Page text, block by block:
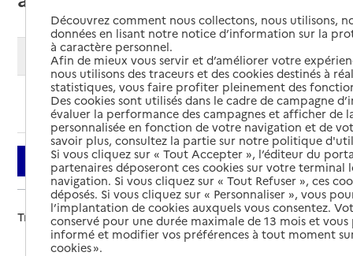
Modifier ma recherche
Ajouter cette recherche aux favoris
Filtrer
Trier par :
Découvrez comment nous collectons, nous utilisons,
données en lisant notre notice d’information sur la
à caractère personnel.
Afin de mieux vous servir et d’améliorer votre
nous utilisons des traceurs et des cookies destinés à
statistiques, vous faire profiter pleinement des
Des cookies sont utilisés dans le cadre de campagne
évaluer la performance des campagnes et afficher de
personnalisée en fonction de votre navigation et de
savoir plus, consultez la partie sur notre politique
Si vous cliquez sur « Tout Accepter », l’éditeur du
partenaires déposeront ces cookies sur votre terminal
navigation. Si vous cliquez sur « Tout Refuser », ces
déposés. Si vous cliquez sur « Personnaliser », vous
l’implantation de cookies auxquels vous consentez.
conservé pour une durée maximale de 13 mois et
informé et modifier vos préférences à tout moment
cookies ».